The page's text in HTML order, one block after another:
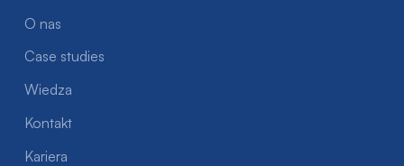
O nas
Case studies
Wiedza
Kontakt
Kariera